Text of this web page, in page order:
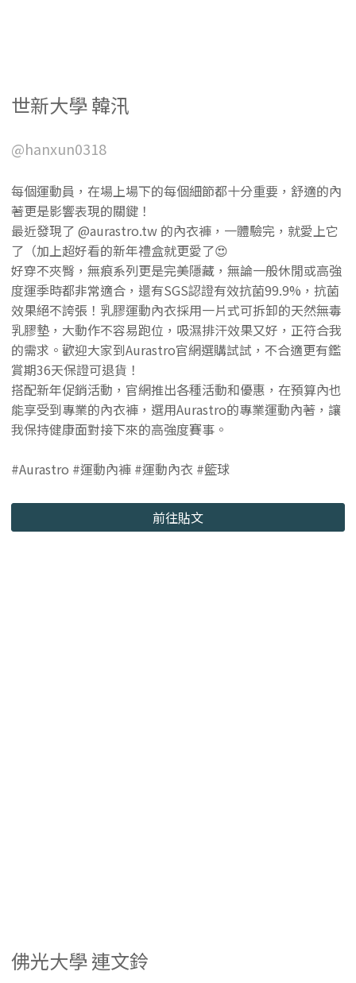
世新大學 韓汛
@hanxun0318
每個運動員，在場上場下的每個細節都十分重要，舒適的內
著更是影響表現的關鍵！
最近發現了 @aurastro.tw 的內衣褲，一體驗完，就愛上它
了（加上超好看的新年禮盒就更愛了😍
好穿不夾臀，無痕系列更是完美隱藏，無論一般休閒或高強
度運季時都非常適合，還有SGS認證有效抗菌99.9%，抗菌
效果絕不誇張！乳膠運動內衣採用一片式可拆卸的天然無毒
乳膠墊，大動作不容易跑位，吸濕排汗效果又好，正符合我
的需求。歡迎大家到Aurastro官網選購試試，不合適更有鑑
賞期36天保證可退貨！
搭配新年促銷活動，官網推出各種活動和優惠，在預算內也
能享受到專業的內衣褲，選用Aurastro的專業運動內著，讓
我保持健康面對接下來的高強度賽事。
#Aurastro #運動內褲 #運動內衣 #籃球
前往貼文
佛光大學 連文鈴